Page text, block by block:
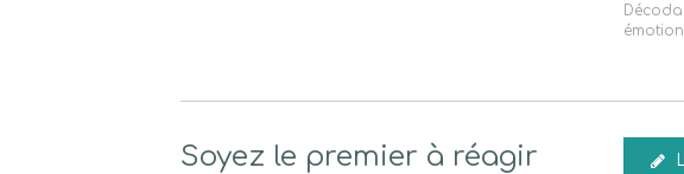
Soyez le premier à réagir